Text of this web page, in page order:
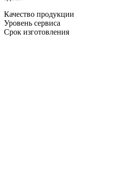
Качество продукции
Уровень сервиса
Срок изготовления